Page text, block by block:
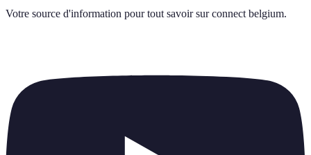
Votre source d'information pour tout savoir sur connect belgium.